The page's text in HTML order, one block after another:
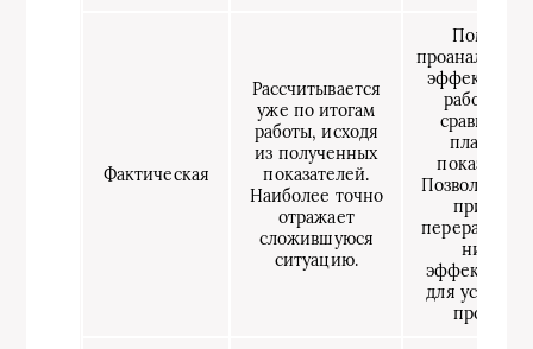
Фактическая
Рассчитывается
уже по итогам
работы, исходя
из полученных
показателей.
Наиболее точно
отражает
сложившуюся
ситуацию.
Помогает
работы
сравнении
плановым
Позволяет
причины
перерасхода
низкой
для
проблем.